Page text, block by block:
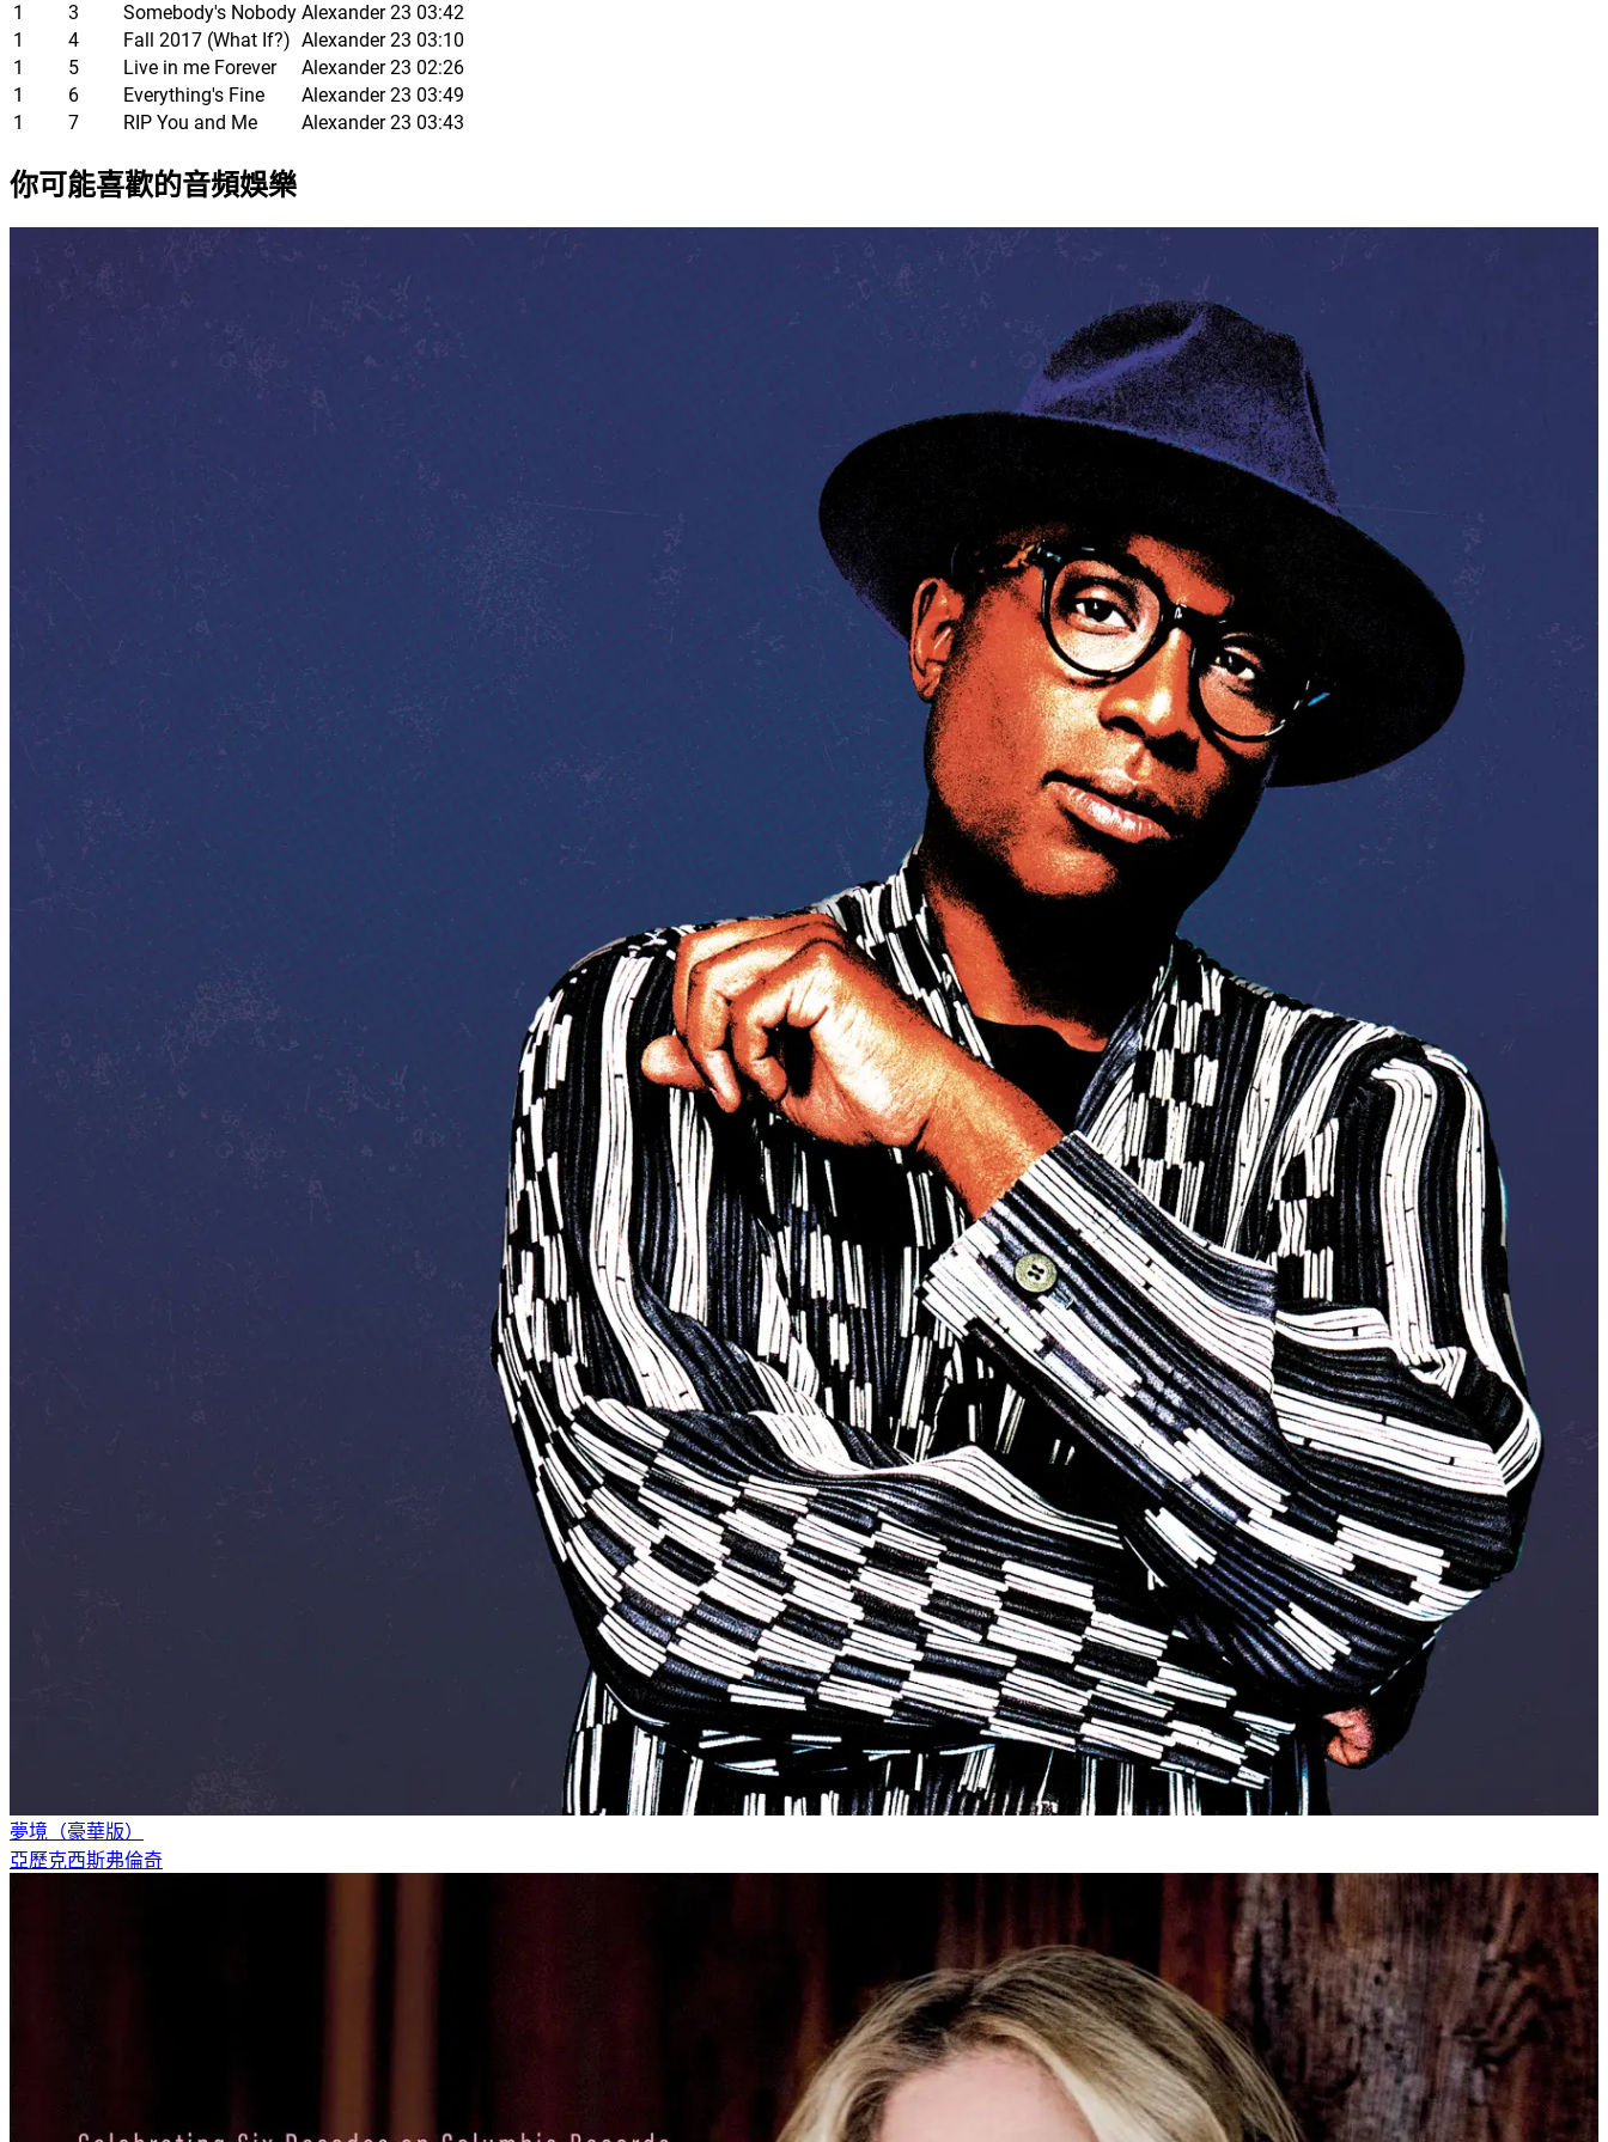
1
3 Somebody's Nobody Alexander 23 03:42
1
4 Fall 2017 (What If?) Alexander 23 03:10
1
5 Live in me Forever Alexander 23 02:26
1
6 Everything's Fine Alexander 23 03:49
1
7 RIP You and Me Alexander 23 03:43
你可能喜歡的音頻娛樂
夢境（豪華版）
亞歷克西斯弗倫奇